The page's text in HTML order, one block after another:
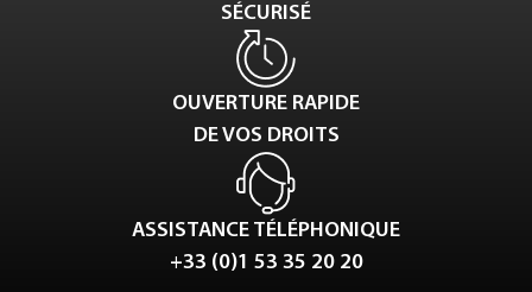
SÉCURISÉ
OUVERTURE RAPIDE
DE VOS DROITS
ASSISTANCE TÉLÉPHONIQUE
+33 (0)1 53 35 20 20